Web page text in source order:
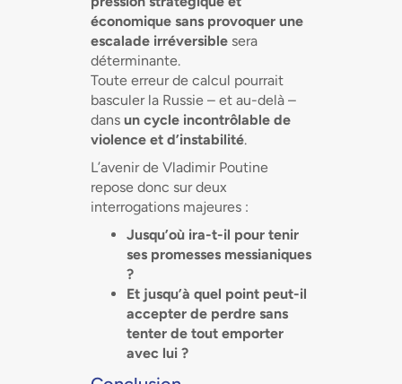
économique sans provoquer une
escalade irréversiblesera
déterminante.
Toute erreur de calcul pourrait
basculer la Russie – et au-delà –
dans un cycle incontrôlable de
violence et d’instabilité.
L’avenir de Vladimir Poutine
repose donc sur deux
interrogations majeures :
Jusqu’où ira-t-il pour tenir
ses promesses messianiques
?
Et jusqu’à quel point peut-il
accepter de perdre sans
tenter de tout emporter
avec lui ?